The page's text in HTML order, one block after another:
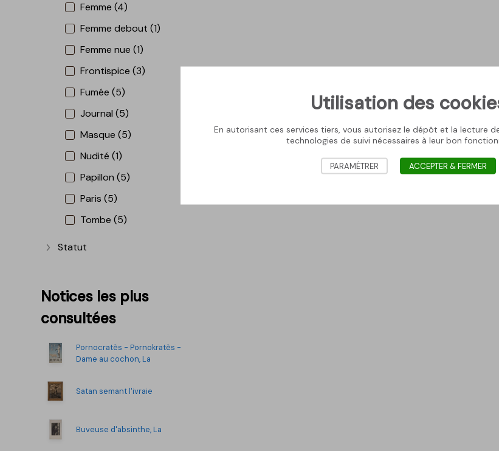
Femme (4)
Femme debout (1)
Femme nue (1)
Frontispice (3)
Fumée (5)
Journal (5)
Masque (5)
Nudité (1)
Papillon (5)
Paris (5)
Tombe (5)
Afficher plus
Statut
Notices les plus
consultées
Pornocratès - Pornokratès -
Dame au cochon, La
Satan semant l'ivraie
Buveuse d'absinthe, La
Utilisation des
En autorisant ces services tiers, vous autorisez le dépôt et la lecture
technologies de suivi nécessaires à leur bon
PARAMÉTRER ACCEPTER & FERMER